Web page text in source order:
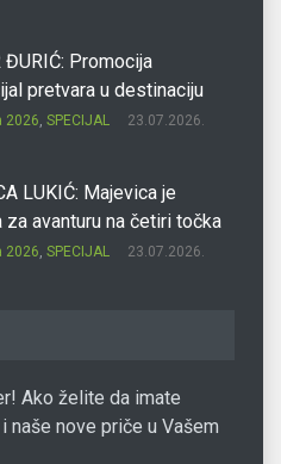
ĐURIĆ: Promocija
pretvara u destinaciju
2026, SPECIJAL 23.07.2026.
LUKIĆ: Majevica je
za avanturu na četiri točka
2026, SPECIJAL 23.07.2026.
Ako želite da imate
nove priče u Vašem